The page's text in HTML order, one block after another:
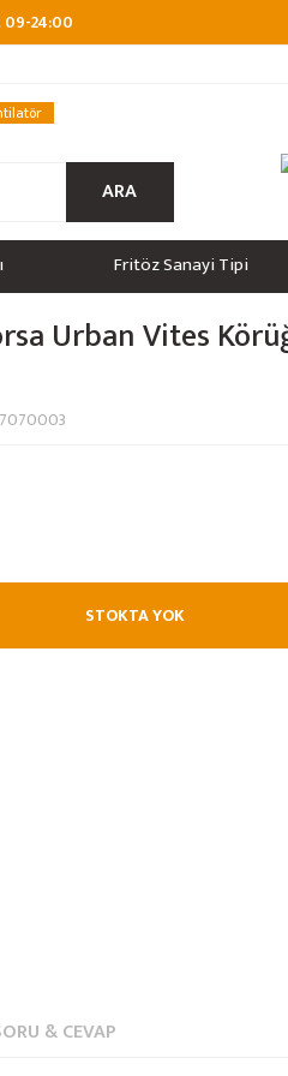
09-24:00
ARA
Fritöz Sanayi Tipi
Urban Vites
STOKTA YOK
& CEVAP